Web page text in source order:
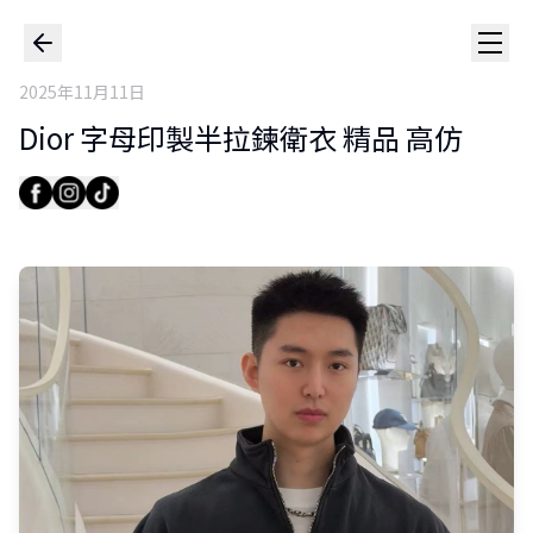
2025年11月11日
Dior 字母印製半拉鍊衛衣 精品 高仿